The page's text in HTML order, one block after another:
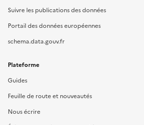
Suivre les publications des données
Portail des données européennes
schema.data.gouv.fr
Plateforme
Guides
Feuille de route et nouveautés
Nous écrire